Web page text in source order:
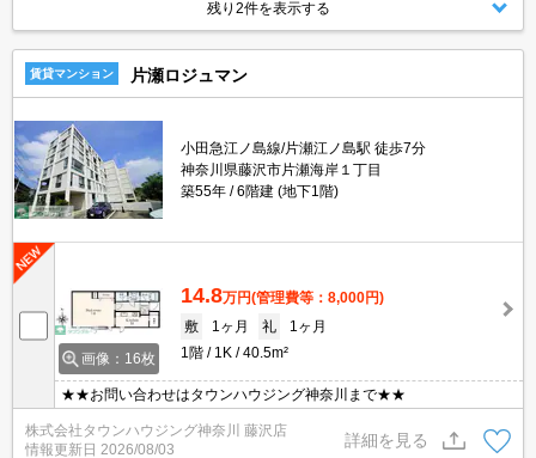
残り2件を表示する
賃貸マンション 片瀬ロジュマン
小田急江ノ島線/片瀬江ノ島駅 徒歩7分
神奈川県藤沢市片瀬海岸１丁目
築55年
6階建 (地下1階)
画像：16枚
14.8万円(管理費等：8,000円)
敷
1ヶ月 礼
1ヶ月
1階
1K 40.5m²
★★お問い合わせはタウンハウジング神奈川まで★★
株式会社タウンハウジング神奈川 藤沢店
情報更新日 2026/08/03
詳細を見る